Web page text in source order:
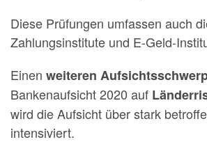
Diese Prüfungen umfassen auch
Zahlungsinstitute und E-Geld-
Einen weiteren
Bankenaufsicht 2020 auf
wird die Aufsicht über stark
intensiviert.